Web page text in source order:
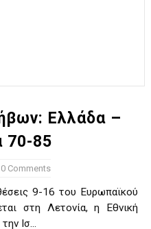
Ελλάδα –
70-85
0 Comments
9-16 του Ευρωπαϊκού
στη Λετονία, η Εθνική
Ισ...